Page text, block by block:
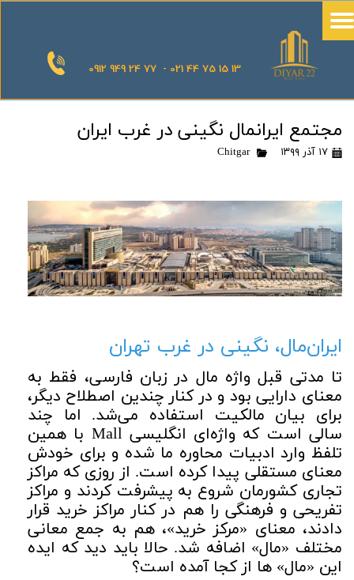
0912 949 24 77 - 021 44 75 15 13
مجتمع ایرانمال نگینی در غرب ایران
۱۷ آذر ۱۳۹۹ Chitgar
ایران‌مال، نگینی در غرب تهران
تا مدتی قبل واژه مال در زبان فارسی، فقط به
معنای دارایی بود و در کنار چندین اصطلاح دیگر،
برای بیان مالکیت استفاده می‌شد. اما چند
سالی است که واژه‌ای انگلیسی Mall با همین
تلفظ وارد ادبیات محاوره ما شده و برای خودش
معنای مستقلی پیدا کرده است. از روزی که مراکز
تجاری کشورمان شروع به پیشرفت کردند و مراکز
تفریحی و فرهنگی را هم در کنار مراکز خرید قرار
دادند، معنای «مرکز خرید»، هم به جمع معانی
مختلف «مال» اضافه شد. حالا باید دید که ایده
این «مال» ها از کجا آمده است؟